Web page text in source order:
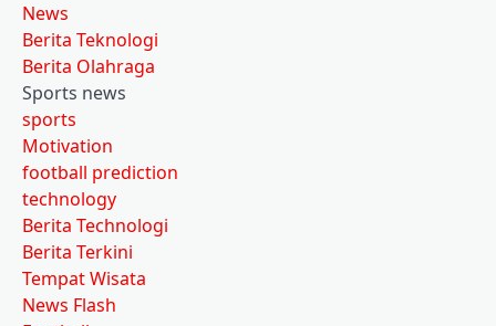
News
Berita Teknologi
Berita Olahraga
Sports news
sports
Motivation
football prediction
technology
Berita Technologi
Berita Terkini
Tempat Wisata
News Flash